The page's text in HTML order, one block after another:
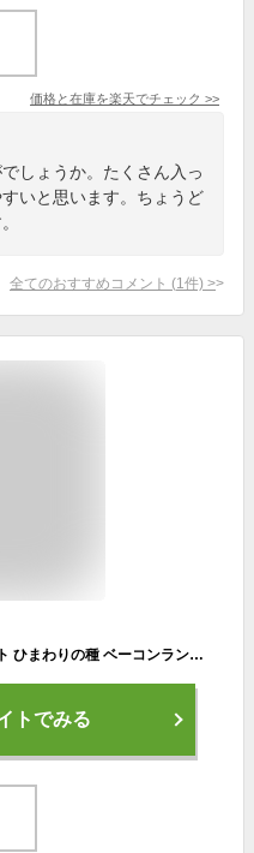
価格と在庫を楽天でチェック >>
しょうか。たくさん入っ
いと思います。ちょうど
全てのおすすめコメント (1 件) >
Giants Sunflower Seeds ジャイアント ひまわりの種 ベーコンランチ味 142g Bacon Ranch Flavored 5oz
トでみる